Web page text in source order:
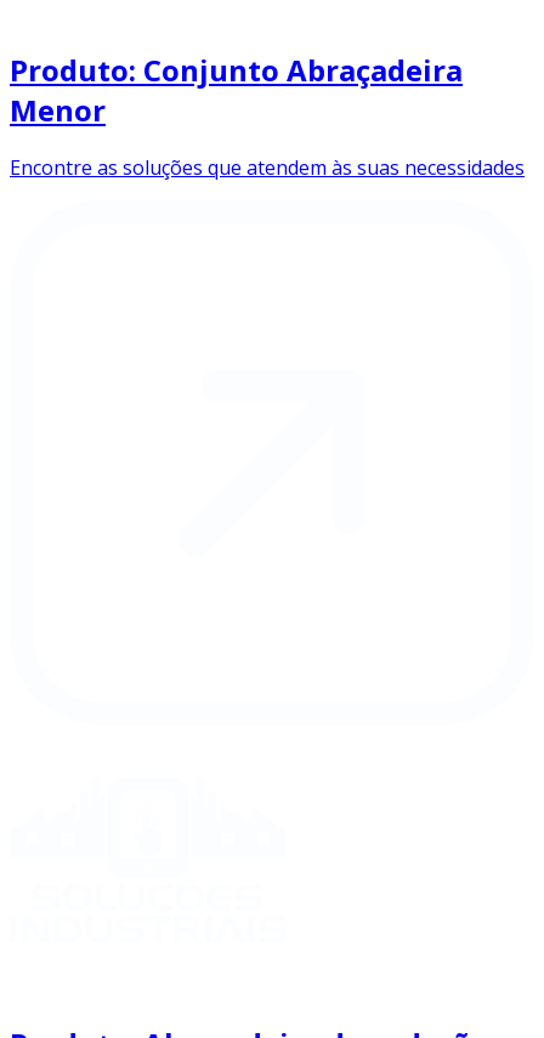
Produto: Conjunto Abraçadeira
Menor
Encontre as soluções que atendem às suas necessidades